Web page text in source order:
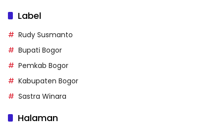
Label
Rudy Susmanto
Bupati Bogor
Pemkab Bogor
Kabupaten Bogor
Sastra Winara
Halaman